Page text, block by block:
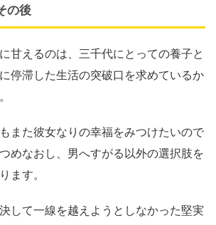
の後
甘えるのは、三千代にとっての養子と
停滞した生活の突破口を求めているか
また彼女なりの幸福をみつけたいので
めなおし、男へすがる以外の選択肢を
ます。
して一線を越えようとしなかった堅実